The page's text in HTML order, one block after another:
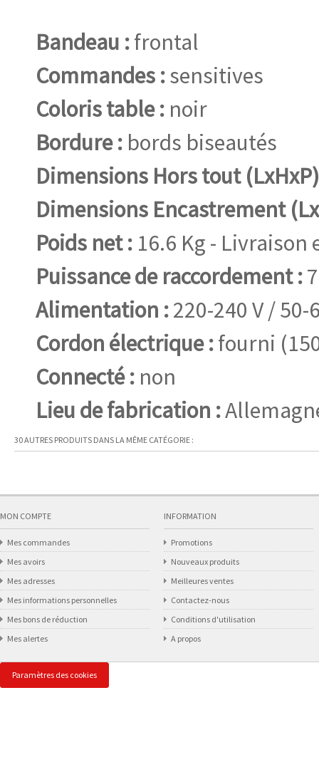
Bandeau :frontal
Commandes :sensitives
Coloris table : noir
Bordure : bords biseautés
Dimensions Hors tout
Dimensions Encastrement
Poids net : 16.6 Kg - Livraison
Puissance de raccordement :
Alimentation :220-240 V / 50-
Cordon électrique :fourni
Connecté : non
Lieu de fabrication :
30 AUTRES PRODUITS DANS LA MÊME CATÉGORIE :
MON COMPTE
Mes commandes
Mes avoirs
Mes adresses
Mes informations personnelles
Mes bons de réduction
Mes alertes
INFORMATION
Promotions
Nouveaux produits
Meilleures ventes
Contactez-nous
Conditions d'utilisation
A propos
Paramètres des cookies